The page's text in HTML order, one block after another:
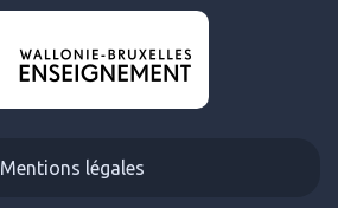
Mentions légales